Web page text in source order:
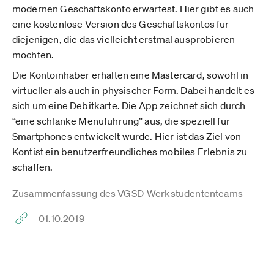
modernen Geschäftskonto erwartest. Hier gibt es auch
eine kostenlose Version des Geschäftskontos für
diejenigen, die das vielleicht erstmal ausprobieren
möchten.
Die Kontoinhaber erhalten eine Mastercard, sowohl in
virtueller als auch in physischer Form. Dabei handelt es
sich um eine Debitkarte. Die App zeichnet sich durch
“eine schlanke Menüführung” aus, die speziell für
Smartphones entwickelt wurde. Hier ist das Ziel von
Kontist ein benutzerfreundliches mobiles Erlebnis zu
schaffen.
Zusammenfassung des VGSD-Werkstudententeams
01.10.2019